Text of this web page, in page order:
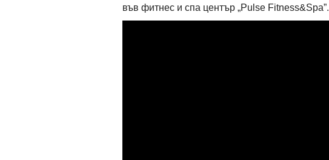
във фитнес и спа център „Pulse Fitness&Spa”.